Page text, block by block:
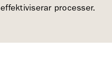
effektiviserar processer.